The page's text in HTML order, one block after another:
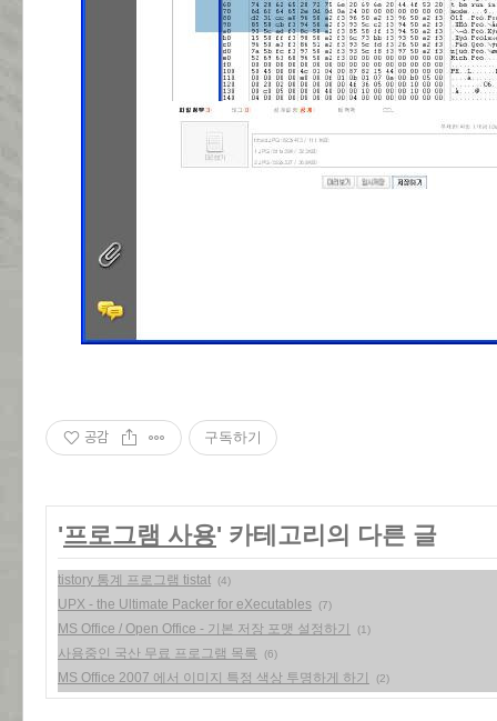
공감 구독하기
'프로그램 사용' 카테고리의 다른 글
tistory 통계 프로그램 tistat (4)
UPX - the Ultimate Packer for eXecutables (7)
MS Office / Open Office - 기본 저장 포맷 설정하기 (1)
사용중인 국산 무료 프로그램 목록 (6)
MS Office 2007 에서 이미지 특정 색상 투명하게 하기 (2)